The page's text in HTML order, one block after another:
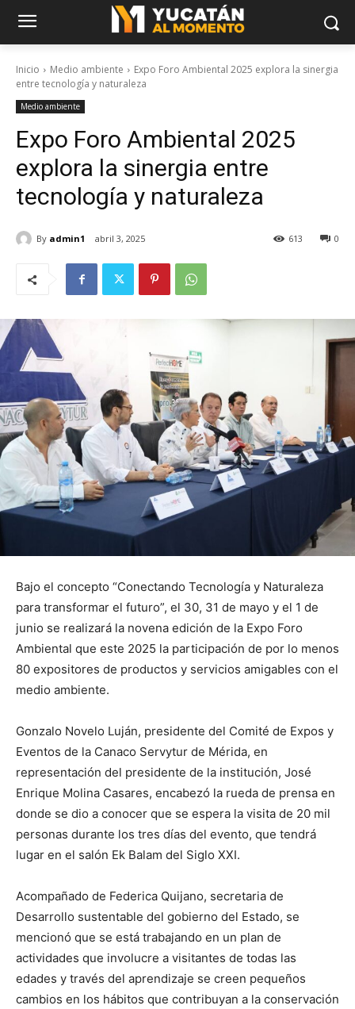
Inicio Medio ambiente
Expo Foro Ambiental 2025 explora la sinergia
entre tecnología y naturaleza
Medio ambiente
Expo Foro Ambiental 2025
explora la sinergia entre
tecnología y naturaleza
By admin1 abril 3, 2025 0
613
Bajo el concepto “Conectando Tecnología y Naturaleza
para transformar el futuro”, el 30, 31 de mayo y el 1 de
junio se realizará la novena edición de la Expo Foro
Ambiental que este 2025 la participación de por lo menos
80 expositores de productos y servicios amigables con el
medio ambiente.
Gonzalo Novelo Luján, presidente del Comité de Expos y
Eventos de la Canaco Servytur de Mérida, en
representación del presidente de la institución, José
Enrique Molina Casares, encabezó la rueda de prensa en
donde se dio a conocer que se espera la visita de 20 mil
personas durante los tres días del evento, que tendrá
lugar en el salón Ek Balam del Siglo XXI.
Acompañado de Federica Quijano, secretaria de
Desarrollo sustentable del gobierno del Estado, se
mencionó que se está trabajando en un plan de
actividades que involucre a visitantes de todas las
edades y través del aprendizaje se creen pequeños
cambios en los hábitos que contribuyan a la conservación